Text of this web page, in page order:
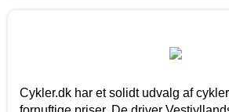
Cykler.dk har et solidt udvalg af